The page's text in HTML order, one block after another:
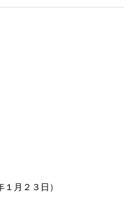
月２３日）